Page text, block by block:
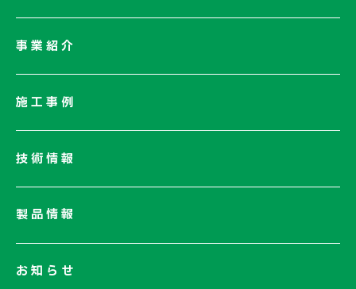
会社情報一覧
ネットワーク
事業紹介
施工事例
技術情報
製品情報
お知らせ